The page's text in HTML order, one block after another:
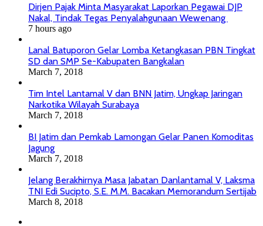
Dirjen Pajak Minta Masyarakat Laporkan Pegawai DJP
Nakal, Tindak Tegas Penyalahgunaan Wewenang
7 hours ago
Lanal Batuporon Gelar Lomba Ketangkasan PBN Tingkat
SD dan SMP Se-Kabupaten Bangkalan
March 7, 2018
Tim Intel Lantamal V dan BNN Jatim, Ungkap Jaringan
Narkotika Wilayah Surabaya
March 7, 2018
BI Jatim dan Pemkab Lamongan Gelar Panen Komoditas
Jagung
March 7, 2018
Jelang Berakhirnya Masa Jabatan Danlantamal V, Laksma
TNI Edi Sucipto, S.E. M.M. Bacakan Memorandum Sertijab
March 8, 2018